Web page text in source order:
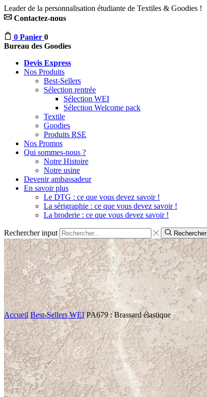
Leader de la personnalisation étudiante de Textiles & Goodies !
Contactez-nous
0 Panier 0
Bureau des Goodies
Devis Express
Nos Produits
Best-Sellers
Sélection rentrée
Sélection WEI
Sélection Welcome pack
Textile
Goodies
Produits RSE
Nos Promos
Qui sommes-nous ?
Notre Histoire
Notre usine
Devenir ambassadeur
En savoir plus
Le DTG : ce que vous devez savoir !
La sérigraphie : ce que vous devez savoir !
La broderie : ce que vous devez savoir !
Rechercher input Rechercher
Accueil Best-Sellers WEI PA679 : Brassard élastique